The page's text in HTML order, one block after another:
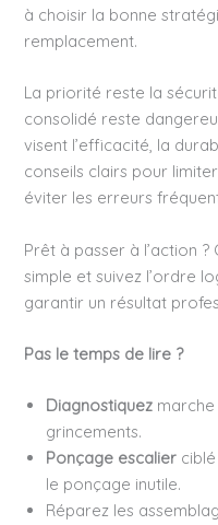
à choisir la bonne
remplacement.
La priorité reste la
consolidé reste
visent l’efficacité, la
conseils clairs pour
éviter les erreurs
Prêt à passer à l’action
simple et suivez l’ordre
garantir un résultat
Pas le temps de lire ?
Diagnostiquez marche
grincements.
Ponçage escalier
le ponçage inutile.
Réparez les